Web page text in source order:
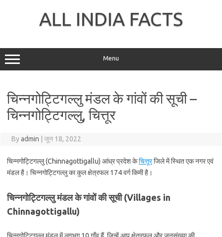
ALL INDIA FACTS
Menu
चिन्नगोट्टिगल्लु मंडल के गांवों की सूची –
चिन्नगोट्टिगल्लु, चित्तूर
Byadmin जून 18, 2022
चिन्नगोट्टिगल्लु (Chinnagottigallu) आंध्र प्रदेश केचित्तूरजिले में स्थित एक नगर एवं
मंडल है। चिन्नगोट्टिगल्लु का कुल क्षेत्रफल 174 वर्ग किमी है।
चिन्नगोट्टिगल्लु मंडल के गांवों की सूची (Villages in
Chinnagottigallu)